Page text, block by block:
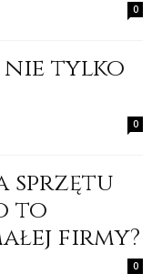
0
nie tylko
0
sprzętu
to
firmy?
0